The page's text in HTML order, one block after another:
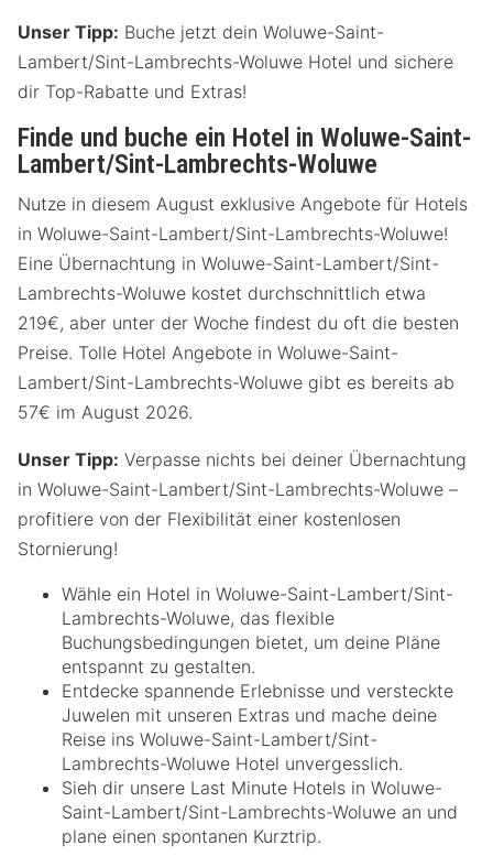
Unser Tipp: Buche jetzt dein Woluwe-Saint-
Lambert/Sint-Lambrechts-Woluwe Hotel und sichere
dir Top-Rabatte und Extras!
Finde und buche ein Hotel in Woluwe-Saint-
Lambert/Sint-Lambrechts-Woluwe
Nutze in diesem August exklusive Angebote für Hotels
in Woluwe-Saint-Lambert/Sint-Lambrechts-Woluwe!
Eine Übernachtung in Woluwe-Saint-Lambert/Sint-
Lambrechts-Woluwe kostet durchschnittlich etwa
219€, aber unter der Woche findest du oft die besten
Preise. Tolle Hotel Angebote in Woluwe-Saint-
Lambert/Sint-Lambrechts-Woluwe gibt es bereits ab
57€ im August 2026.
Unser Tipp: Verpasse nichts bei deiner Übernachtung
in Woluwe-Saint-Lambert/Sint-Lambrechts-Woluwe –
profitiere von der Flexibilität einer kostenlosen
Stornierung!
Wähle ein Hotel in Woluwe-Saint-Lambert/Sint-
Lambrechts-Woluwe, das flexible
Buchungsbedingungen bietet, um deine Pläne
entspannt zu gestalten.
Entdecke spannende Erlebnisse und versteckte
Juwelen mit unseren Extras und mache deine
Reise ins Woluwe-Saint-Lambert/Sint-
Lambrechts-Woluwe Hotel unvergesslich.
Sieh dir unsere Last Minute Hotels in Woluwe-
Saint-Lambert/Sint-Lambrechts-Woluwe an und
plane einen spontanen Kurztrip.